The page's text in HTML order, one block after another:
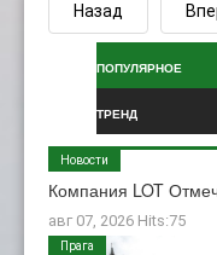
Назад
ПОПУЛЯРНОЕ
ТРЕНД
Компания LOT
авг 07, 2026 Hits:75
Новости
Прага